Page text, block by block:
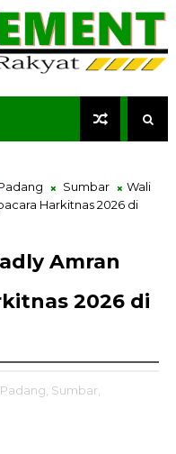
Sumbar
Wali
Harkitnas 2026 di
Amran
2026 di
Padang, Sumbar,